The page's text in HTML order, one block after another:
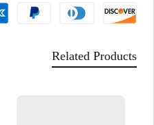
Related Products